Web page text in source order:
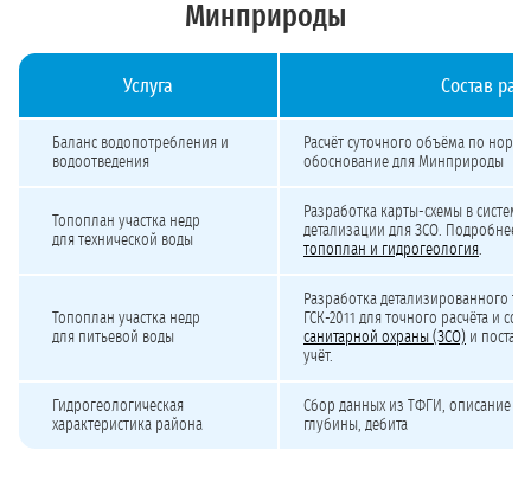
Минприроды
Услуга Состав
Баланс водопотребления и
водоотведения
Расчёт суточного объёма по
обоснование для Минприроды
Топоплан участка недр
для технической воды
Разработка карты-схемы в системе
детализации для ЗСО. Подробнее
топоплан и гидрогеология.
Топоплан участка недр
для питьевой воды
Разработка детализированного
ГСК-2011 для точного расчёта и
санитарной охраны (ЗСО) и
учёт.
Гидрогеологическая
характеристика района
Сбор данных из ТФГИ, описание
глубины, дебита